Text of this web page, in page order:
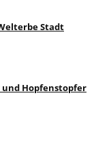
Stadt
und Hopfenstopfer